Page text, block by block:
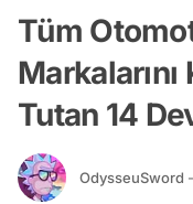
Tüm
Tutan 14
OdysseuSword